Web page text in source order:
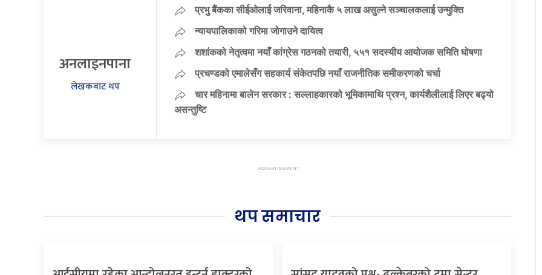
अनलाइनपाना
लेखकबाट थप
प्रभु बैंकका सीईओलाई जरिवाना, महिनाकै ५ लाख असुल्ने सञ्चालकलाई उन्मुक्ति
न्यायपालिकाको गरिमा जोगाउने दायित्व
शशांकको नेतृत्वमा नयाँ कांग्रेस गठनको तयारी, ५५१ सदस्यीय आयोजक समिति घोषणा
प्रचण्डको एमालेसँग सहकार्य संकेतपछि नयाँ राजनीतिक समीकरणको चर्चा
चार महिनामा बालेन सरकार : सल्लाहकारको भूमिकामाथि प्रश्न, कार्यशैलीलाई लिएर बढ्यो
असन्तुष्टि
थप समाचार